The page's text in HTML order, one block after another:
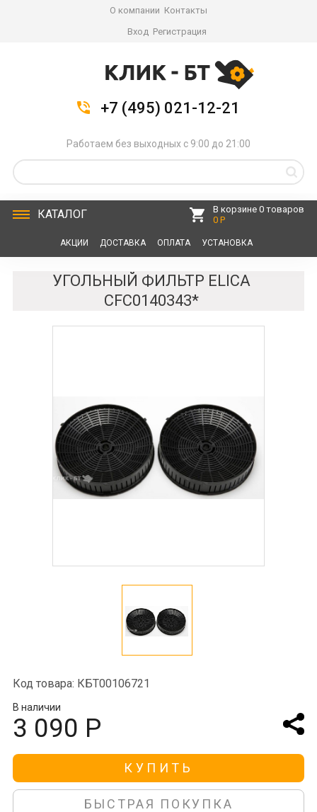
О компании Контакты
Вход Регистрация
+7 (495) 021-12-21
Работаем без выходных с 9:00 до 21:00
КАТАЛОГ
В корзине 0 товаров
0 Р
АКЦИИ ДОСТАВКА ОПЛАТА УСТАНОВКА
КОНТАКТЫ
УГОЛЬНЫЙ ФИЛЬТР ELICA
CFC0140343*
Код товара: КБТ00106721
В наличии
3 090 Р
КУПИТЬ
БЫСТРАЯ ПОКУПКА